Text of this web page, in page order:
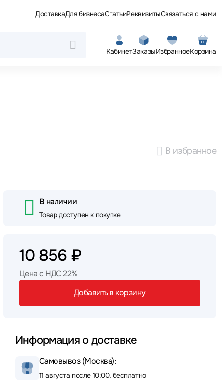
ДоставкаДля бизнесаСтатьиРеквизитыСвязаться с нами
КабинетЗаказыИзбранноеКорзина
В избранное
В наличии
Товар доступен к покупке
10 856 ₽
Цена с НДС 22%
Добавить в корзину
Информация о доставке
Самовывоз (Москва):
11 августа после 10:00, бесплатно